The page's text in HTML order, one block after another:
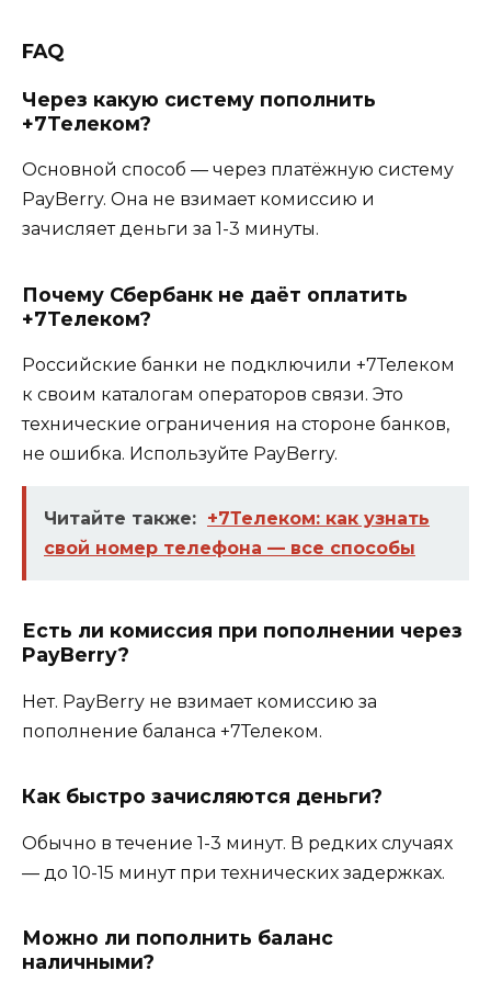
FAQ
Через какую систему пополнить
+7Телеком?
Основной способ — через платёжную систему
PayBerry. Она не взимает комиссию и
зачисляет деньги за 1-3 минуты.
Почему Сбербанк не даёт оплатить
+7Телеком?
Российские банки не подключили +7Телеком
к своим каталогам операторов связи. Это
технические ограничения на стороне банков,
не ошибка. Используйте PayBerry.
Читайте также: +7Телеком: как узнать
свой номер телефона — все способы
Есть ли комиссия при пополнении через
PayBerry?
Нет. PayBerry не взимает комиссию за
пополнение баланса +7Телеком.
Как быстро зачисляются деньги?
Обычно в течение 1-3 минут. В редких случаях
— до 10-15 минут при технических задержках.
Можно ли пополнить баланс
наличными?